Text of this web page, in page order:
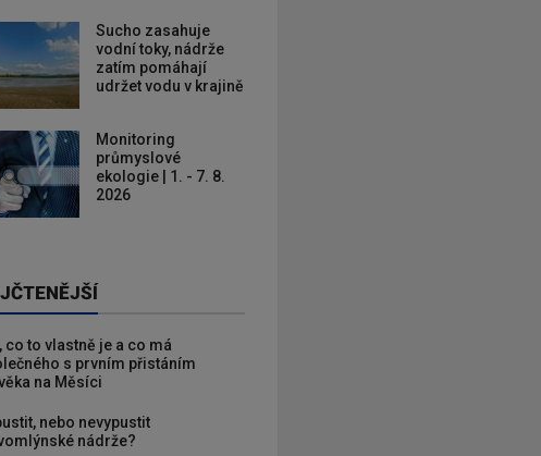
Sucho zasahuje
vodní toky, nádrže
zatím pomáhají
udržet vodu v krajině
Monitoring
průmyslové
ekologie | 1. - 7. 8.
2026
co to vlastně je a co má
s prvním přistáním
na Měsíci
nebo nevypustit
nádrže?